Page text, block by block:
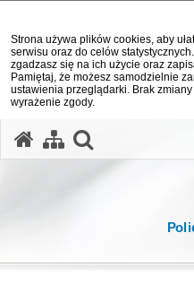
Strona używa plików cookies, aby
serwisu oraz do celów
zgadzasz się na ich użycie oraz
Pamiętaj, że możesz samodzielnie
ustawienia przeglądarki. Brak
wyrażenie zgody.